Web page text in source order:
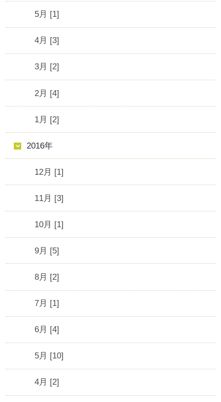
5月 [1]
4月 [3]
3月 [2]
2月 [4]
1月 [2]
2016年
12月 [1]
11月 [3]
10月 [1]
9月 [5]
8月 [2]
7月 [1]
6月 [4]
5月 [10]
4月 [2]